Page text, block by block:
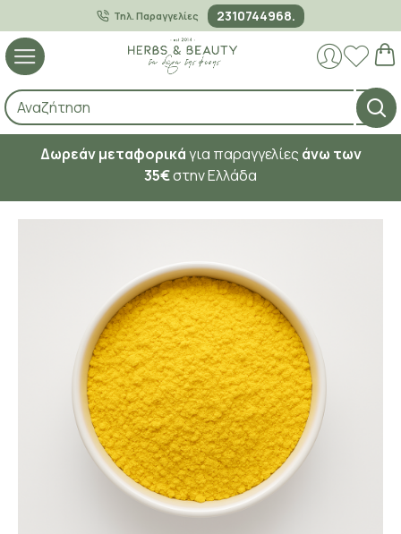
Τηλ. Παραγγελίες 2310744968.
Δωρεάν μεταφορικάγια παραγγελίες άνω των
35€στην Ελλάδα